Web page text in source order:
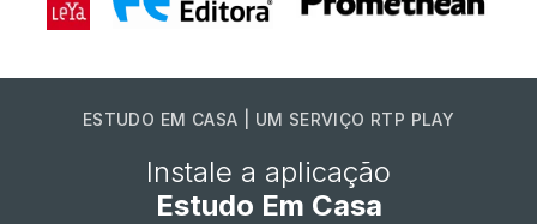
ESTUDO EM CASA | UM SERVIÇO RTP PLAY
Instale a aplicação
Estudo Em Casa